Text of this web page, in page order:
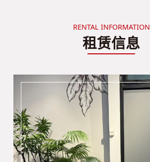
RENTAL INFORMATION
租赁信息